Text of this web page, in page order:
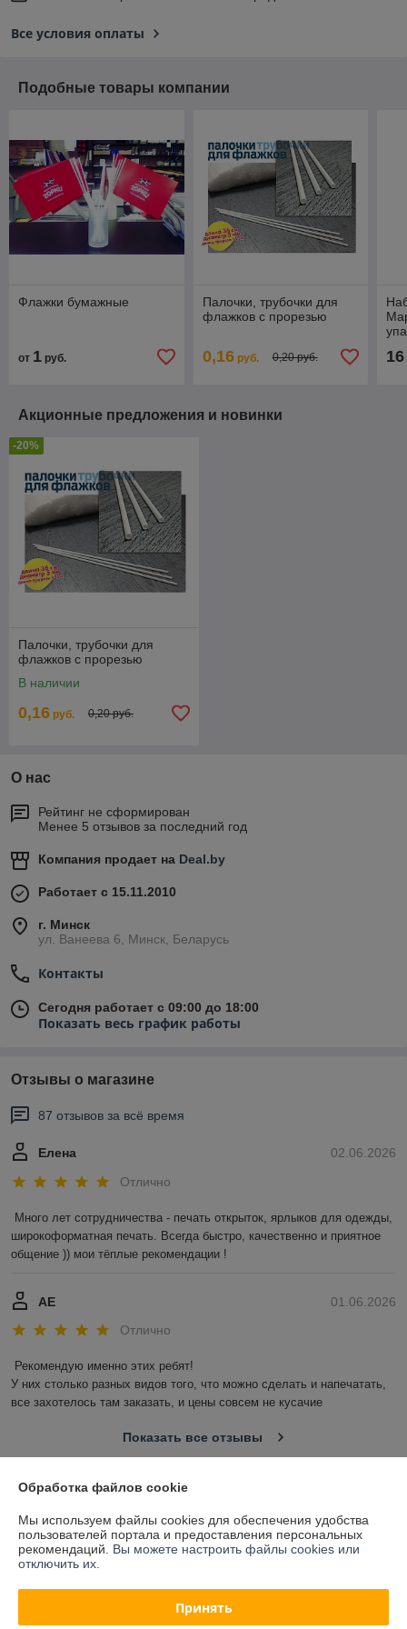
Все условия оплаты
Подобные товары компании
Флажки бумажные
от 1 руб.
Палочки, трубочки для
флажков с прорезью
0,16руб. 0,20 руб. 16
Акционные предложения и новинки
-20%
Палочки, трубочки для
флажков с прорезью
В наличии
0,16 руб. 0,20 руб.
О нас
Рейтинг не сформирован
Менее 5 отзывов за последний год
Компания продает на Deal.by
Работает с 15.11.2010
г. Минск
ул. Ванеева 6, Минск, Беларусь
Контакты
Сегодня работает с 09:00 до 18:00
Показать весь график работы
Отзывы о магазине
87 отзывов за всё время
02.06.2026
Елена
Отлично
Много лет сотрудничества - печать открыток, ярлыков для одежды,
широкоформатная печать. Всегда быстро, качественно и приятное
общение )) мои тёплые рекомендации !
01.06.2026
АЕ
Отлично
Рекомендую именно этих ребят!
У них столько разных видов того, что можно сделать и напечатать,
все захотелось там заказать, и цены совсем не кусачие
Показать все отзывы
О нас
Контакты
Обработка файлов cookie
Мы используем файлы cookies для обеспечения удобства
пользователей портала и предоставления персональных
рекомендаций. Вы можете настроить файлы cookies или
отключить их.
Принять